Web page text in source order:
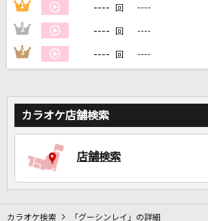
[生音]又三郎
ヨルシカ
もっと見る
DAMの新曲・ランキングなど
1 ---- 回 ----
2 ---- 回 ----
3 ---- 回 ----
カラオケ店舗検索
店舗検索
カラオケ検索 「グーシンレイ」の詳細